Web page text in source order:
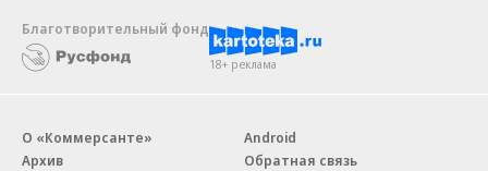
Благотворительный фонд
18+ реклама
О «Коммерсанте»
Архив
Android
Обратная связь